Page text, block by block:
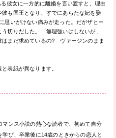
彼女に一方的に離婚を言い渡すと、理由
も国王となり、すでにあらたな妃を娶
思いがけない痛みが走った。だがザヒー
切りだした。「無理強いはしないが、
はまだ求めているの? ヴァージンのまま
表紙が異なります。
ンス小説の熱心な読者で、初めて自分
び、卒業後に14歳のときからの恋人と